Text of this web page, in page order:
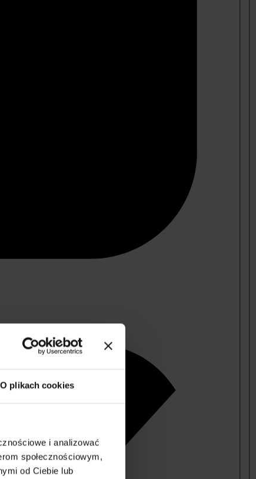
O plikach cookies
i analizować
społecznościowym,
od Ciebie lub